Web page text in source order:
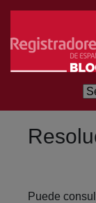
Skip to Main
Puede